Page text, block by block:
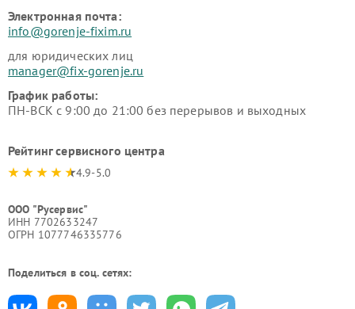
Электронная почта:
info@gorenje-fixim.ru
для юридических лиц
manager@fix-gorenje.ru
График работы:
ПН-ВСК с 9:00 до 21:00 без перерывов и выходных
Рейтинг сервисного центра
4.9-5.0
ООО "Русервис"
ИНН 7702633247
ОГРН 1077746335776
Поделиться в соц. сетях: